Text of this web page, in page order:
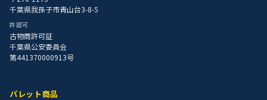
千葉県我孫子市青山台3-8-5
許認可
古物商許可証
千葉県公安委員会
第441370000913号
パレット商品